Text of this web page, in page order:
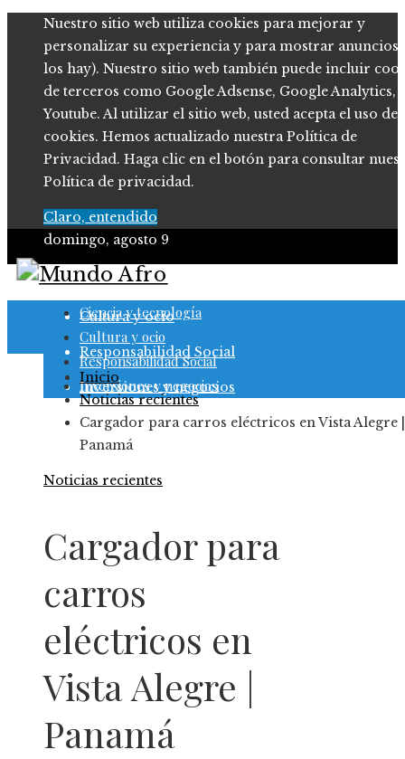
Nuestro sitio web utiliza cookies para mejorar y
personalizar su experiencia y para mostrar anuncios
los hay). Nuestro sitio web también puede incluir
de terceros como Google Adsense, Google Analytics,
Youtube. Al utilizar el sitio web, usted acepta el uso de
cookies. Hemos actualizado nuestra Política de
Privacidad. Haga clic en el botón para consultar
Política de privacidad.
Claro, entendido
domingo, agosto 9
Ciencia y tecnología
Cultura y ocio
Responsabilidad Social
Inversiones y negocios
Ciencia y tecnología
Cultura y ocio
Responsabilidad Social
Inversiones y negocios
Inicio
Noticias recientes
Cargador para carros eléctricos en Vista Alegre |
Panamá
Noticias recientes
Cargador para
carros
eléctricos en
Vista Alegre |
Panamá